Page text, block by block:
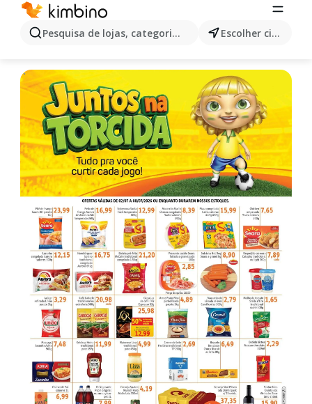
Pesquisa de lojas, categorias,produtos... Escolher cidade